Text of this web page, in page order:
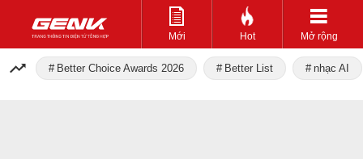
Mới Hot Mở rộng
Better Choice Awards 2026 Better List nhạc AI